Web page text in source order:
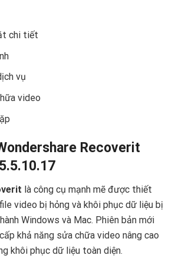
chi tiết
vụ
video
Recoverit
là công cụ mạnh mẽ được thiết
video bị hỏng và khôi phục dữ liệu bị
Windows và Mac. Phiên bản mới
khả năng sửa chữa video nâng cao
khôi phục dữ liệu toàn diện.